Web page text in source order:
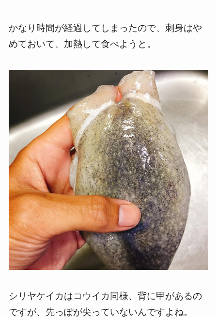
かなり時間が経過してしまったので、刺身はや
めておいて、加熱して食べようと。
シリヤケイカはコウイカ同様、背に甲があるの
ですが、先っぽが尖っていないんですよね。